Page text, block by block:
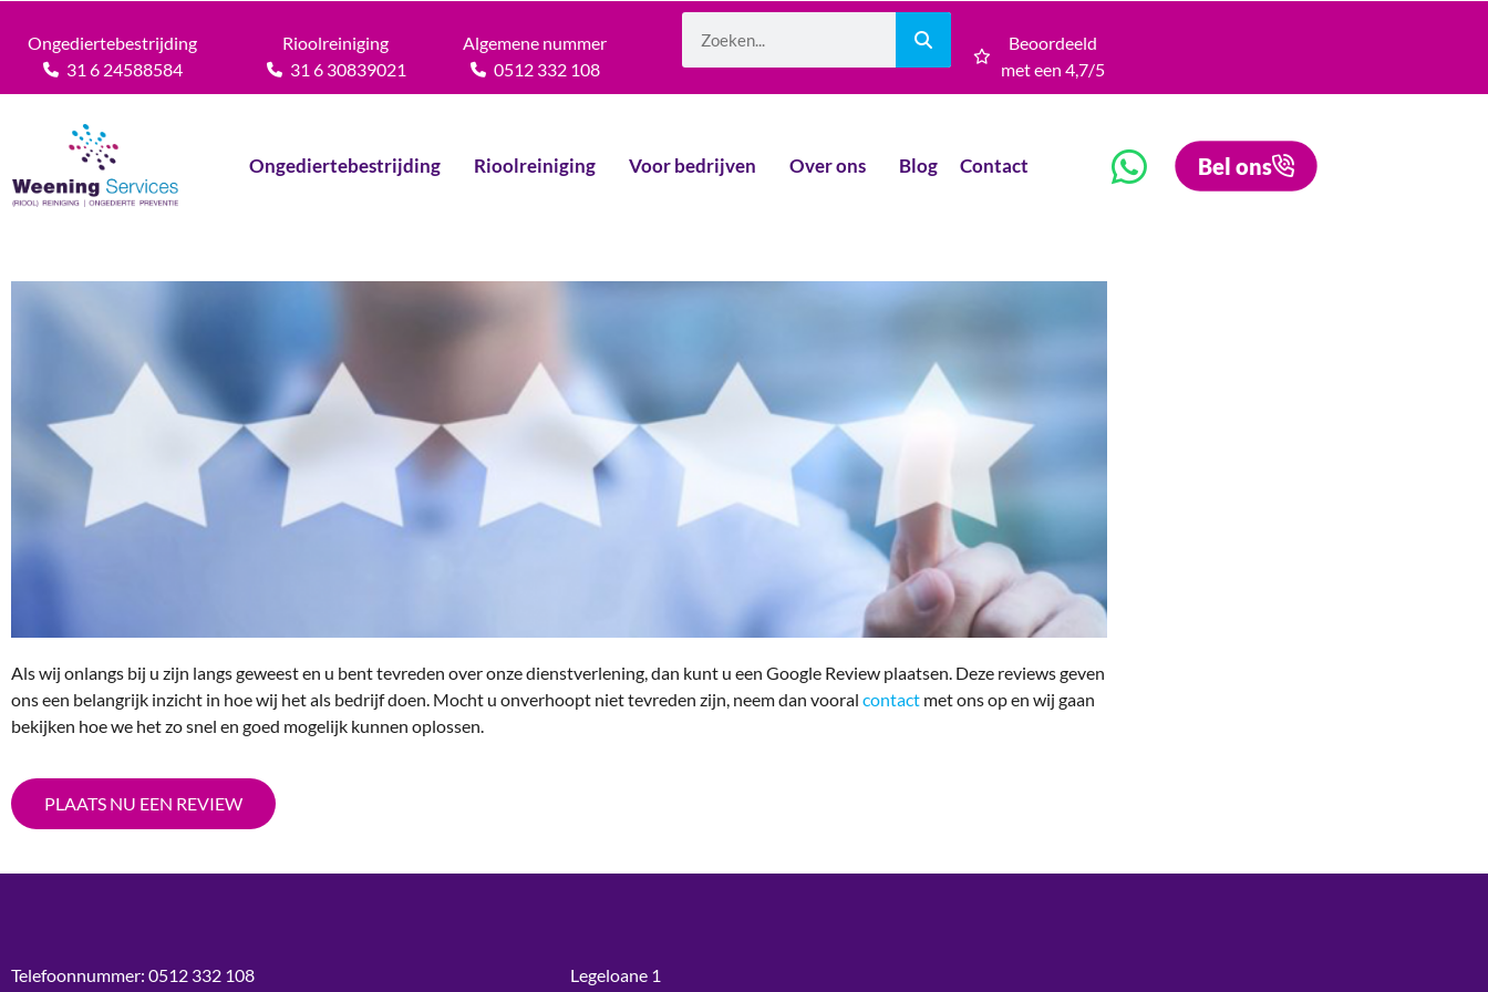
Ongediertebestrijding
31 6 24588584
Rioolreiniging
31 6 30839021
Algemene nummer
0512 332 108
Beoordeeld
met een 4,7/5
Ongediertebestrijding Rioolreiniging Voor bedrijven Over ons Blog Contact Bel ons
Als wij onlangs bij u zijn langs geweest en u bent tevreden over onze dienstverlening, dan kunt u een Google Review plaatsen. Deze reviews geven
ons een belangrijk inzicht in hoe wij het als bedrijf doen. Mocht u onverhoopt niet tevreden zijn, neem dan vooral contact met ons op en wij gaan
bekijken hoe we het zo snel en goed mogelijk kunnen oplossen.
PLAATS NU EEN REVIEW
Telefoonnummer: 0512 332 108
Legeloane 1